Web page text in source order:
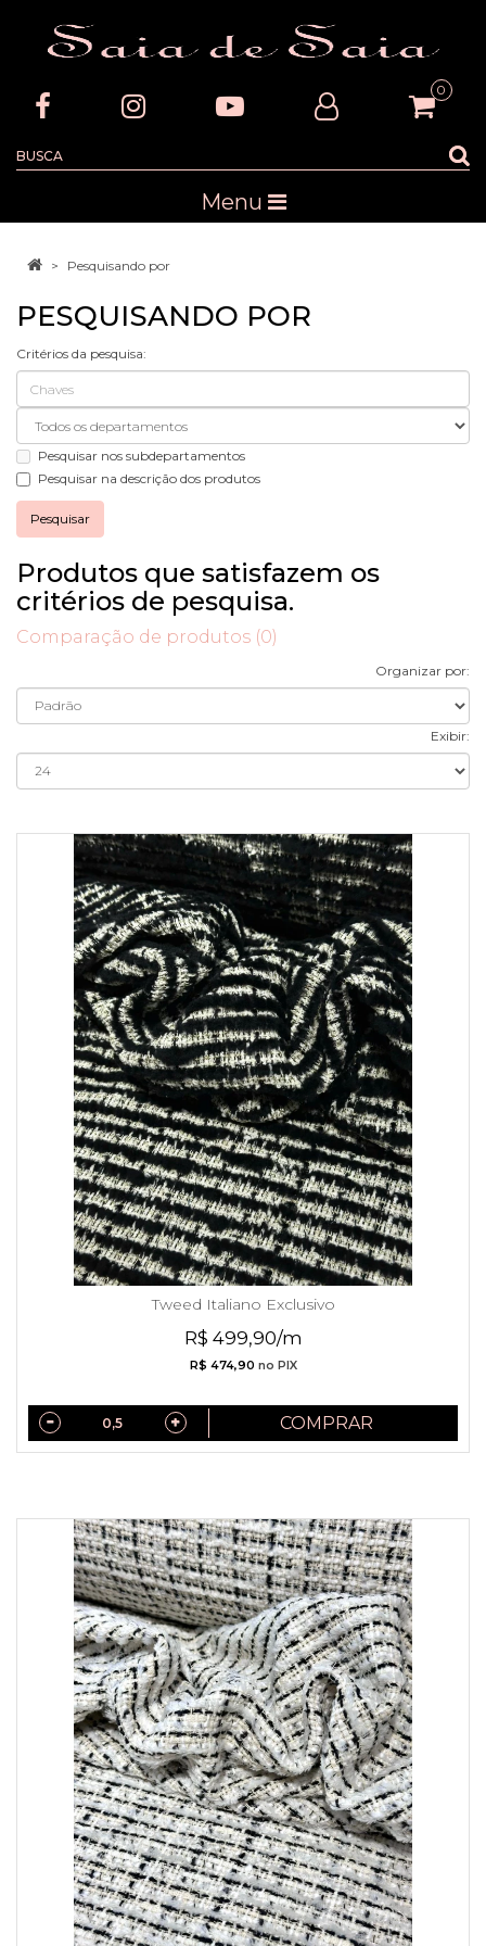
0
Menu
Pesquisando por
PESQUISANDO POR
Critérios da pesquisa:
Pesquisar nos subdepartamentos
Pesquisar na descrição dos produtos
Produtos que satisfazem os
critérios de pesquisa.
Comparação de produtos (0)
Organizar por:
Exibir:
Tweed Italiano Exclusivo
R$ 499,90/m
R$ 474,90 no PIX
COMPRAR